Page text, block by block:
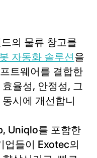
의 물류 창고를
자동화 솔루션을
트웨어를 결합한
율성, 안정성, 그
시에 개선합니
Uniqlo를 포함한
업들이 Exotec의